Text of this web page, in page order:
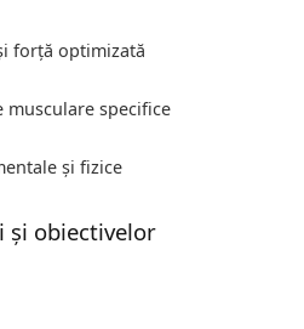
forță optimizată
musculare specifice
și fizice
și obiectivelor